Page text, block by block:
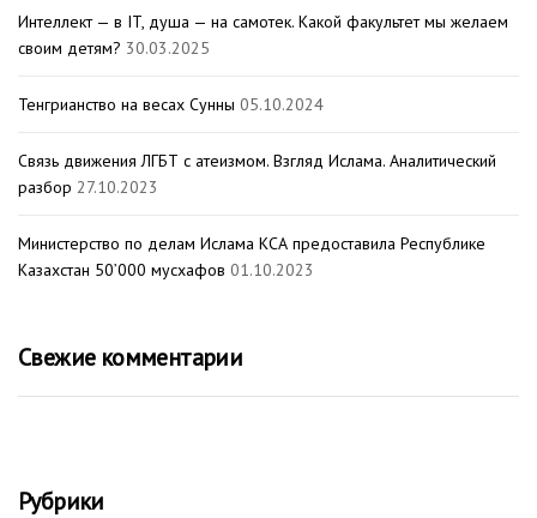
Интеллект — в IT, душа — на самотек. Какой факультет мы желаем
своим детям? 30.03.2025
Тенгрианство на весах Сунны 05.10.2024
Связь движения ЛГБТ с атеизмом. Взгляд Ислама. Аналитический
разбор 27.10.2023
Министерство по делам Ислама КСА предоставила Республике
Казахстан 50’000 мусхафов 01.10.2023
Свежие комментарии
Рубрики